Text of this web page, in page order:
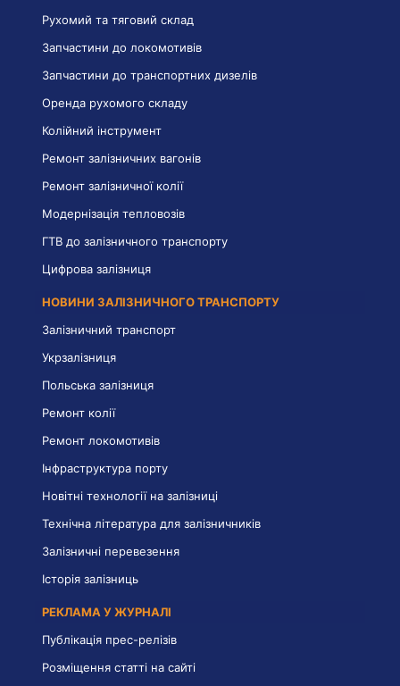
Рухомий та тяговий склад
Запчастини до локомотивів
Запчастини до транспортних дизелів
Оренда рухомого складу
Колійний інструмент
Ремонт залізничних вагонів
Ремонт залізничної колії
Модернізація тепловозів
ГТВ до залізничного транспорту
Цифрова залізниця
НОВИНИ ЗАЛІЗНИЧНОГО ТРАНСПОРТУ
Залізничний транспорт
Укрзалізниця
Польська залізниця
Ремонт колії
Ремонт локомотивів
Інфраструктура порту
Новітні технології на залізниці
Технічна література для залізничників
Залізничні перевезення
Історія залізниць
РЕКЛАМА У ЖУРНАЛІ
Публікація прес-релізів
Розміщення статті на сайті